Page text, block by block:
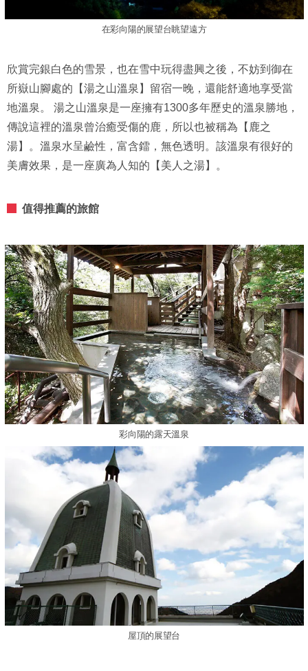
在彩向陽的展望台眺望遠方
欣賞完銀白色的雪景，也在雪中玩得盡興之後，不妨到御在
所嶽山腳處的【湯之山溫泉】留宿一晚，還能舒適地享受當
地溫泉。 湯之山溫泉是一座擁有1300多年歷史的溫泉勝地，
傳說這裡的溫泉曾治癒受傷的鹿，所以也被稱為【鹿之
湯】。溫泉水呈鹼性，富含鐳，無色透明。該溫泉有很好的
美膚效果，是一座廣為人知的【美人之湯】。
值得推薦的旅館
彩向陽的露天溫泉
屋頂的展望台